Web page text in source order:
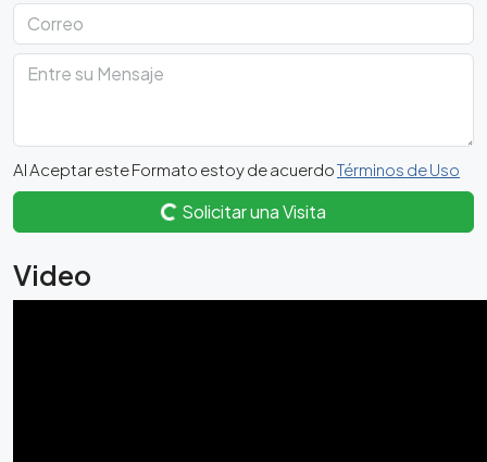
Al Aceptar este Formato estoy de acuerdoTérminos de Uso
Solicitar una Visita
Video